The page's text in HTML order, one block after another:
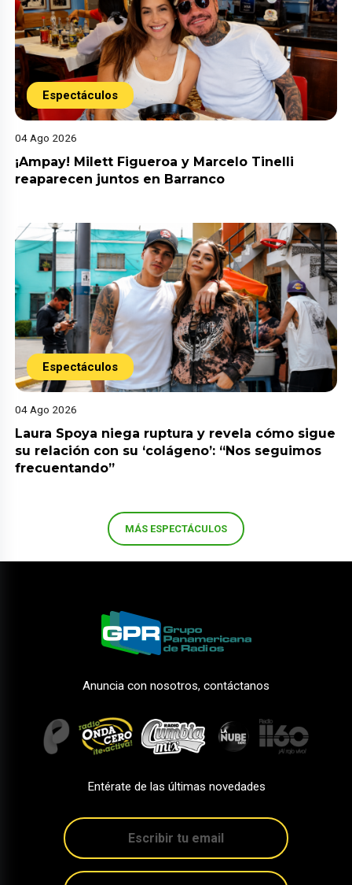
Espectáculos
04 Ago 2026
¡Ampay! Milett Figueroa y Marcelo Tinelli
reaparecen juntos en Barranco
Espectáculos
04 Ago 2026
Laura Spoya niega ruptura y revela cómo sigue
su relación con su ‘colágeno’: “Nos seguimos
frecuentando”
MÁS ESPECTÁCULOS
Anuncia con nosotros, contáctanos
Entérate de las últimas novedades